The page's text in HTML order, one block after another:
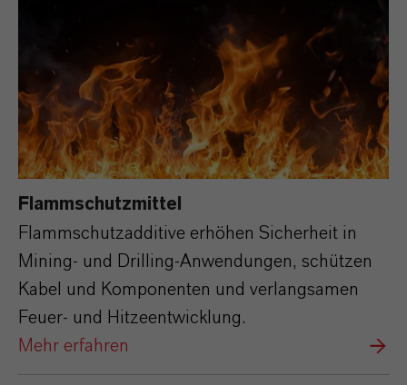
Flammschutzmittel
Flammschutzadditive erhöhen Sicherheit in
Mining‑ und Drilling‑Anwendungen, schützen
Kabel und Komponenten und verlangsamen
Feuer‑ und Hitzeentwicklung.
Mehr erfahren